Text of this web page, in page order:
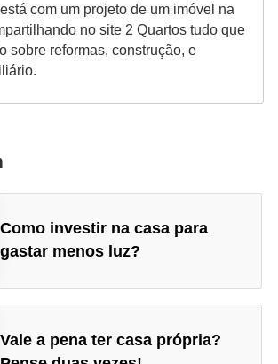
com um projeto de um imóvel na
no site 2 Quartos tudo que
sobre reformas, construção, e
Como investir na casa para
gastar menos luz?
Vale a pena ter casa própria?